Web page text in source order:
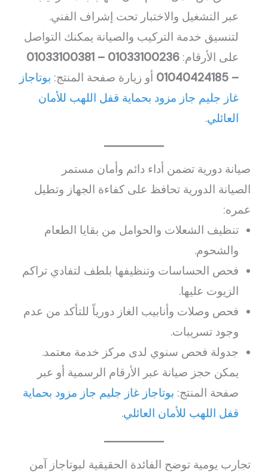
عبر التشغيل والاختبار تحت إشراف الفني.
لتنسيق خدمة التركيب والصيانة يمكنك التواصل
على الأرقام:
01033100236 – 01033100381
– 01040424185
أو زيارة صفحة المنتج: بوتاجاز
غاز جليم جاز مزود بحماية قفل اللهب للأمان
العائلي.
صيانة دورية تضمن أداء دائم وأمان مستمر
الصيانة الدورية تحافظ على كفاءة الجهاز وتطيل
عمره:
تنظيف الشعلات والحوامل من بقايا الطعام
والشحوم.
فحص الحساسات وتنظيفها بلطف لتفادي تراكم
الزيوت عليها.
فحص وصلات وأنابيب الغاز دورياً للتأكد من عدم
وجود تسريبات.
جدولة فحص سنوي لدى مركز خدمة معتمد.
يمكن حجز صيانة عبر الأرقام الرسمية أو عبر
صفحة المنتج: بوتاجاز غاز جليم جاز مزود بحماية
قفل اللهب للأمان العائلي.
تجارب يومية توضح الفائدة الحقيقية لبوتاجاز آمن